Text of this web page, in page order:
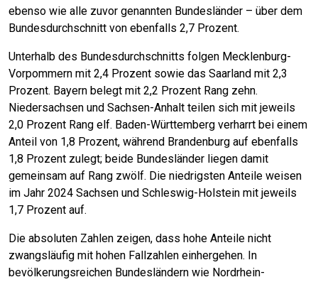
ebenso wie alle zuvor genannten Bundesländer – über dem
Bundesdurchschnitt von ebenfalls 2,7 Prozent.
Unterhalb des Bundesdurchschnitts folgen Mecklenburg-
Vorpommern mit 2,4 Prozent sowie das Saarland mit 2,3
Prozent. Bayern belegt mit 2,2 Prozent Rang zehn.
Niedersachsen und Sachsen-Anhalt teilen sich mit jeweils
2,0 Prozent Rang elf. Baden-Württemberg verharrt bei einem
Anteil von 1,8 Prozent, während Brandenburg auf ebenfalls
1,8 Prozent zulegt; beide Bundesländer liegen damit
gemeinsam auf Rang zwölf. Die niedrigsten Anteile weisen
im Jahr 2024 Sachsen und Schleswig-Holstein mit jeweils
1,7 Prozent auf.
Die absoluten Zahlen zeigen, dass hohe Anteile nicht
zwangsläufig mit hohen Fallzahlen einhergehen. In
bevölkerungsreichen Bundesländern wie Nordrhein-